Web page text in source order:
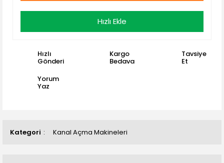
Kategori Kanal Açma Makineleri
Hızlı Ekle
Hızlı
Gönderi
Kargo
Bedava
Tavsiye
Et
Yorum
Yaz